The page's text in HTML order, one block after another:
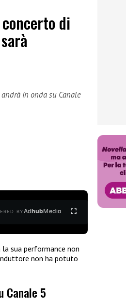
di
in onda su Canale
BYAdhubMedia
la sua performance non
non ha potuto
Canale 5